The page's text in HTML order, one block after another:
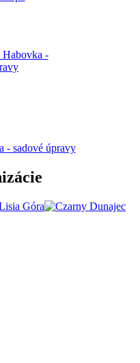
- sadové úpravy
Góra